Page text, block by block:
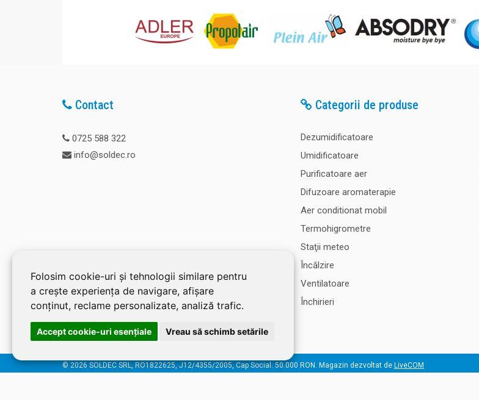
Folosim cookie-uri și tehnologii similare pentru
a crește experiența de navigare, afișare
conținut, reclame personalizate, analiză trafic.
Accept cookie-uri esenţiale Vreau să schimb setările
Contact
0725 588 322
info@soldec.ro
Categorii de produse
Dezumidificatoare
Umidificatoare
Purificatoare aer
Difuzoare aromaterapie
Aer conditionat mobil
Termohigrometre
Staţii meteo
Încălzire
Ventilatoare
Închirieri
© 2026 SOLDEC SRL, RO1822625, J12/4355/2005, Cap Social: 50.000 RON. Magazin dezvoltat de LiveCOM